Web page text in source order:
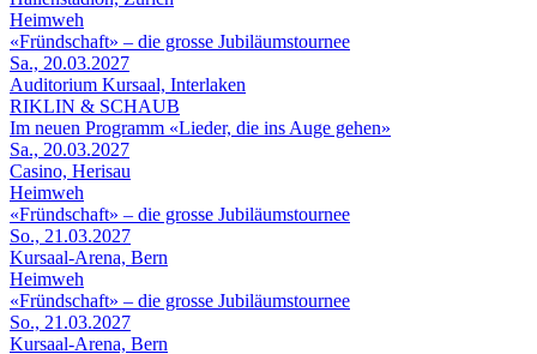
Heimweh
«Fründschaft» – die grosse Jubiläumstournee
Sa., 20.03.2027
Auditorium Kursaal, Interlaken
RIKLIN & SCHAUB
Im neuen Programm «Lieder, die ins Auge gehen»
Sa., 20.03.2027
Casino, Herisau
Heimweh
«Fründschaft» – die grosse Jubiläumstournee
So., 21.03.2027
Kursaal-Arena, Bern
Heimweh
«Fründschaft» – die grosse Jubiläumstournee
So., 21.03.2027
Kursaal-Arena, Bern